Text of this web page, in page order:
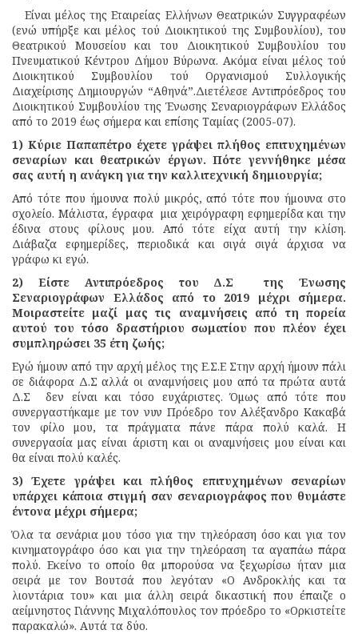
Είναι μέλος της Εταιρείας Ελλήνων Θεατρικών Συγγραφέων
(ενώ υπήρξε και μέλος τού Διοικητικού της Συμβουλίου), του
Θεατρικού Μουσείου και του Διοικητικού Συμβουλίου του
Πνευματικού Κέντρου Δήμου Βύρωνα. Ακόμα είναι μέλος τού
Διοικητικού Συμβουλίου τού Οργανισμού Συλλογικής
Διαχείρισης Δημιουργών “Αθηνά”.Διετέλεσε Αντιπρόεδρος του
Διοικητικού Συμβουλίου της Ένωσης Σεναριογράφων Ελλάδος
από το 2019 έως σήμερα και επίσης Ταμίας (2005-07).
1) Κύριε Παπαπέτρο έχετε γράψει πλήθος επιτυχημένων
σεναρίων και θεατρικών έργων. Πότε γεννήθηκε μέσα
σας αυτή η ανάγκη για την καλλιτεχνική δημιουργία;
Από τότε που ήμουνα πολύ μικρός, από τότε που ήμουνα στο
σχολείο. Μάλιστα, έγραφα μια χειρόγραφη εφημερίδα και την
έδινα στους φίλους μου. Από τότε είχα αυτή την κλίση.
Διάβαζα εφημερίδες, περιοδικά και σιγά σιγά άρχισα να
γράφω κι εγώ.
2) Είστε Αντιπρόεδρος του Δ.Σ της Ένωσης
Σεναριογράφων Ελλάδος από το 2019 μέχρι σήμερα.
Μοιραστείτε μαζί μας τις αναμνήσεις από τη πορεία
αυτού του τόσο δραστήριου σωματίου που πλέον έχει
συμπληρώσει 35 έτη ζωής;
Εγώ ήμουν από την αρχή μέλος της Ε.Σ.Ε Στην αρχή ήμουν πάλι
σε διάφορα Δ.Σ αλλά οι αναμνήσεις μου από τα πρώτα αυτά
Δ.Σ δεν είναι και τόσο ευχάριστες. Όμως από τότε που
συνεργαστήκαμε με τον νυν Πρόεδρο τον Αλέξανδρο Κακαβά
τον φίλο μου, τα πράγματα πάνε πάρα πολύ καλά. Η
συνεργασία μας είναι άριστη και οι αναμνήσεις μου είναι και
θα είναι πολύ καλές.
3) Έχετε γράψει και πλήθος επιτυχημένων σεναρίων
υπάρχει κάποια στιγμή σαν σεναριογράφος που θυμάστε
έντονα μέχρι σήμερα;
Όλα τα σενάρια μου τόσο για την τηλεόραση όσο και για τον
κινηματογράφο όσο και για την τηλεόραση τα αγαπάω πάρα
πολύ. Εκείνο το οποίο θα μπορούσα να ξεχωρίσω ήταν μια
σειρά με τον Βουτσά που λεγόταν «Ο Ανδροκλής και τα
λιοντάρια του» και μια άλλη σειρά δικαστική που έπαιζε ο
αείμνηστος Γιάννης Μιχαλόπουλος τον πρόεδρο το «Ορκιστείτε
παρακαλώ». Αυτά τα δύο.